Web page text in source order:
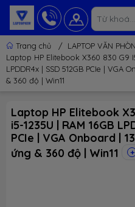
Trang chủ / LAPTOP VĂN
Laptop HP Elitebook X360 830 G9
LPDDR4x | SSD 512GB PCIe | VGA
& 360 độ | Win11
Laptop HP Elitebook
i5-1235U | RAM 16GB
PCIe | VGA Onboard |
ứng & 360 độ | Win11